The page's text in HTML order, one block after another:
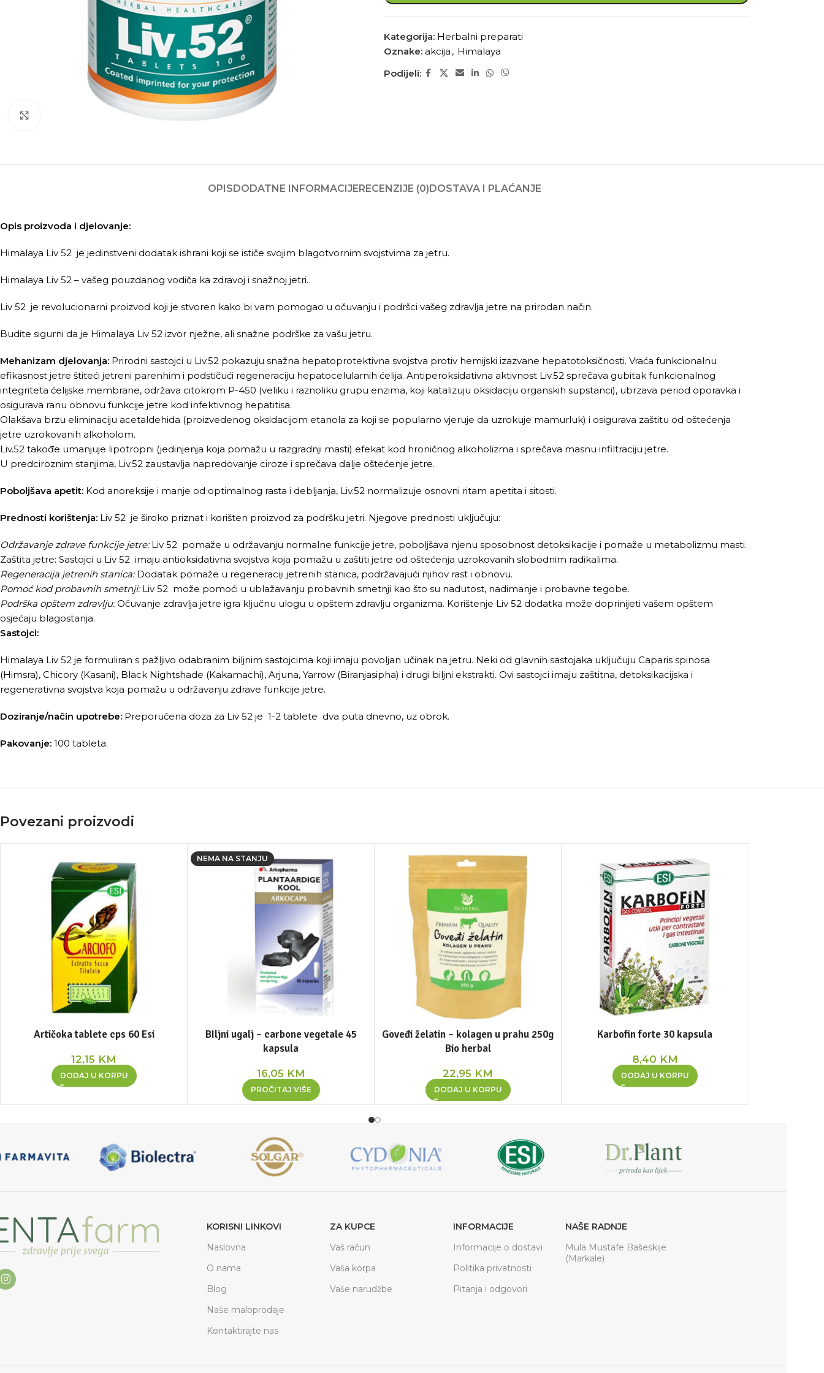
Kliknite za povećanje
Kategorija: Herbalni preparati
Oznake: akcija , Himalaya
Podijeli:
OPISDODATNE INFORMACIJERECENZIJE (0)DOSTAVA I PLAĆANJE
Opis proizvoda i djelovanje:
Himalaya Liv 52 je jedinstveni dodatak ishrani koji se ističe svojim blagotvornim svojstvima za jetru.
Himalaya Liv 52 – vašeg pouzdanog vodiča ka zdravoj i snažnoj jetri.
Liv 52 je revolucionarni proizvod koji je stvoren kako bi vam pomogao u očuvanju i podršci vašeg zdravlja jetre na prirodan način.
Budite sigurni da je Himalaya Liv 52 izvor nježne, ali snažne podrške za vašu jetru.
Mehanizam djelovanja: Prirodni sastojci u Liv.52 pokazuju snažna hepatoprotektivna svojstva protiv hemijski izazvane hepatotoksičnosti. Vraća funkcionalnu
efikasnost jetre štiteći jetreni parenhim i podstičući regeneraciju hepatocelularnih ćelija. Antiperoksidativna aktivnost Liv.52 sprečava gubitak funkcionalnog
integriteta ćelijske membrane, održava citokrom P-450 (veliku i raznoliku grupu enzima, koji katalizuju oksidaciju organskih supstanci), ubrzava period oporavka i
osigurava ranu obnovu funkcije jetre kod infektivnog hepatitisa.
Olakšava brzu eliminaciju acetaldehida (proizvedenog oksidacijom etanola za koji se popularno vjeruje da uzrokuje mamurluk) i osigurava zaštitu od oštećenja
jetre uzrokovanih alkoholom.
Liv.52 takođe umanjuje lipotropni (jedinjenja koja pomažu u razgradnji masti) efekat kod hroničnog alkoholizma i sprečava masnu infiltraciju jetre.
U predciroznim stanjima, Liv.52 zaustavlja napredovanje ciroze i sprečava dalje oštećenje jetre.
Poboljšava apetit: Kod anoreksije i manje od optimalnog rasta i debljanja, Liv.52 normalizuje osnovni ritam apetita i sitosti.
Prednosti korištenja: Liv 52 je široko priznat i korišten proizvod za podršku jetri. Njegove prednosti uključuju:
Održavanje zdrave funkcije jetre:Liv 52 pomaže u održavanju normalne funkcije jetre, poboljšava njenu sposobnost detoksikacije i pomaže u metabolizmu masti.
Zaštita jetre: Sastojci u Liv 52 imaju antioksidativna svojstva koja pomažu u zaštiti jetre od oštećenja uzrokovanih slobodnim radikalima.
Regeneracija jetrenih stanica:Dodatak pomaže u regeneraciji jetrenih stanica, podržavajući njihov rast i obnovu.
Pomoć kod probavnih smetnji:Liv 52 može pomoći u ublažavanju probavnih smetnji kao što su nadutost, nadimanje i probavne tegobe.
Podrška opštem zdravlju:Očuvanje zdravlja jetre igra ključnu ulogu u opštem zdravlju organizma. Korištenje Liv 52 dodatka može doprinijeti vašem opštem
osjećaju blagostanja.
Sastojci:
Himalaya Liv 52 je formuliran s pažljivo odabranim biljnim sastojcima koji imaju povoljan učinak na jetru. Neki od glavnih sastojaka uključuju Caparis spinosa
(Himsra), Chicory (Kasani), Black Nightshade (Kakamachi), Arjuna, Yarrow (Biranjasipha) i drugi biljni ekstrakti. Ovi sastojci imaju zaštitna, detoksikacijska i
regenerativna svojstva koja pomažu u održavanju zdrave funkcije jetre.
Doziranje/način upotrebe: Preporučena doza za Liv 52 je 1-2 tablete dva puta dnevno, uz obrok.
Pakovanje: 100 tableta.
Povezani proizvodi
Artičoka tablete cps 60 Esi
12,15 KM
DODAJ U KORPU
NEMA NA STANJU
BIljni ugalj – carbone vegetale 45
kapsula
16,05 KM
PROČITAJ VIŠE
Goveđi želatin – kolagen u prahu 250g
Bio herbal
22,95 KM
DODAJ U KORPU
Karbofin forte 30 kapsula
8,40 KM
DODAJ U KORPU
KORISNI LINKOVI
Naslovna
O nama
Blog
Naše maloprodaje
Kontaktirajte nas
ZA KUPCE
Vaš račun
Vaša korpa
Vaše narudžbe
INFORMACIJE
Informacije o dostavi
Politika privatnosti
Pitanja i odgovori
NAŠE RADNJE
Mula Mustafe Bašeskije
(Markale)